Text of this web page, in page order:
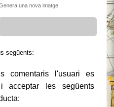
una nova imatge
següents:
comentaris l'usuari es
acceptar les següents